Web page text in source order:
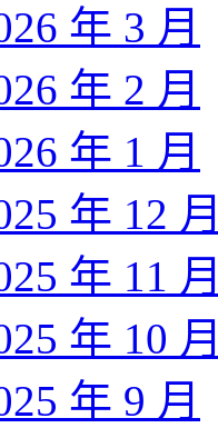
年 3 月
年 2 月
年 1 月
年 12 月
年 11 月
年 10 月
年 9 月